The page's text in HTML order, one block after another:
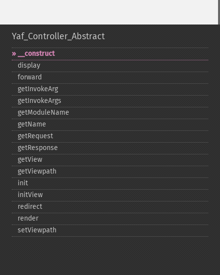
Yaf_Controller_Abstract
_​_​construct
display
forward
getInvokeArg
getInvokeArgs
getModuleName
getName
getRequest
getResponse
getView
getViewpath
init
initView
redirect
render
setViewpath